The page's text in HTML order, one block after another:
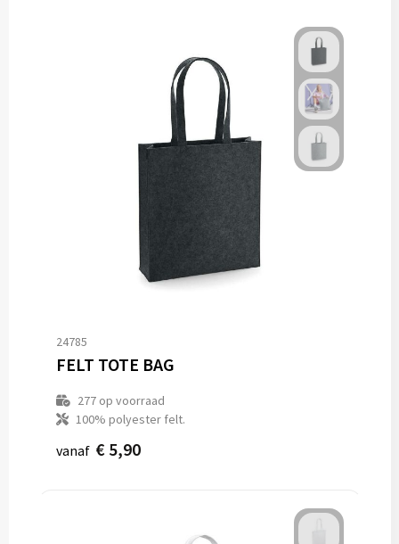
24785
FELT TOTE BAG
277op voorraad
100% polyester felt.
vanaf € 5,90